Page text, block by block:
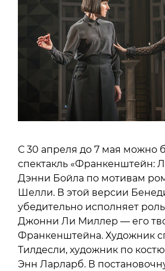
С 30 апреля до 7 мая можно
спектакль «Франкенштейн:
Дэнни Бойла по мотивам
Шелли. В этой версии
убедительно исполняет
Джонни Ли Миллер — его
Франкенштейна. Художник
Тилдесли, художник по
Энн Ларларб. В